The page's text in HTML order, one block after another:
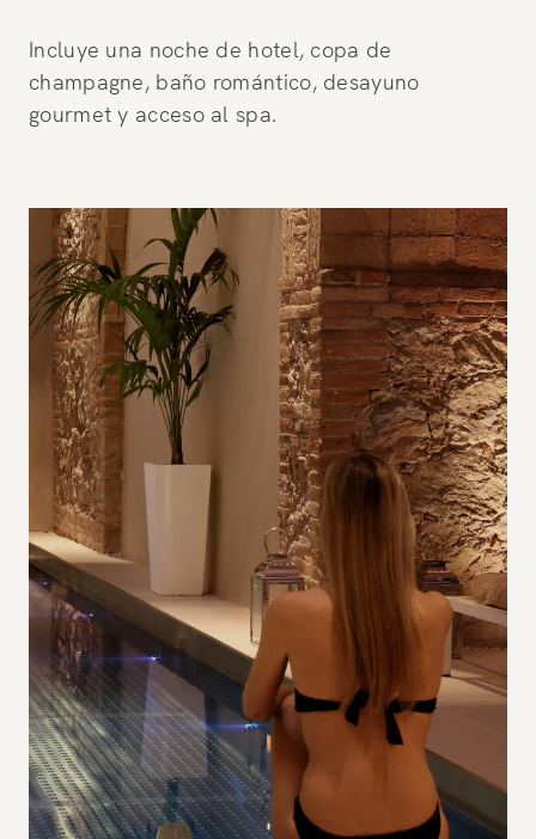
Incluye una noche de hotel, copa de
champagne, baño romántico, desayuno
gourmet y acceso al spa.